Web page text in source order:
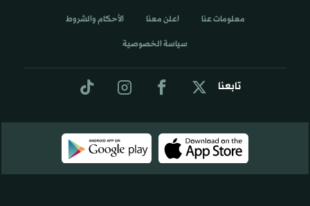
تابعنا
معلومات عنا اعلن معنا الأحكام والشروط
سياسة الخصوصية